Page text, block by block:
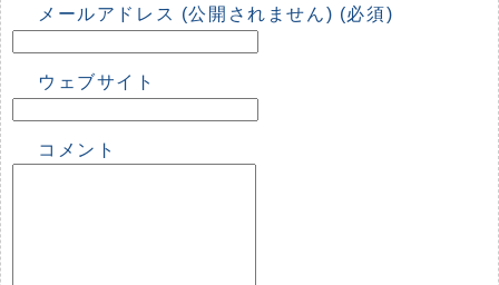
メールアドレス (公開されません) (必須)
ウェブサイト
コメント